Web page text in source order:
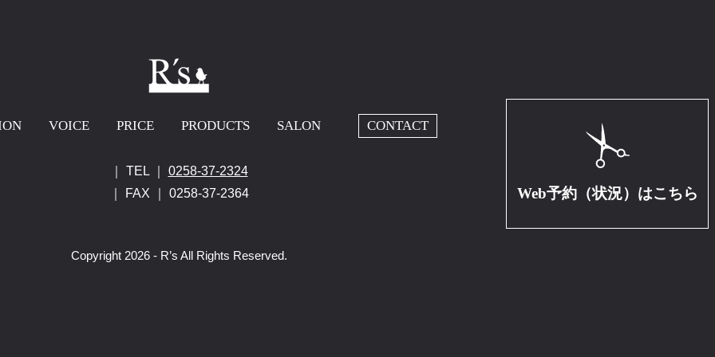
Web予約（状況）はこちら
VOICE PRICE PRODUCTS SALON CONTACT
｜ TEL ｜ 0258-37-2324
｜ FAX ｜ 0258-37-2364
Copyright 2026 - R’s All Rights Reserved.